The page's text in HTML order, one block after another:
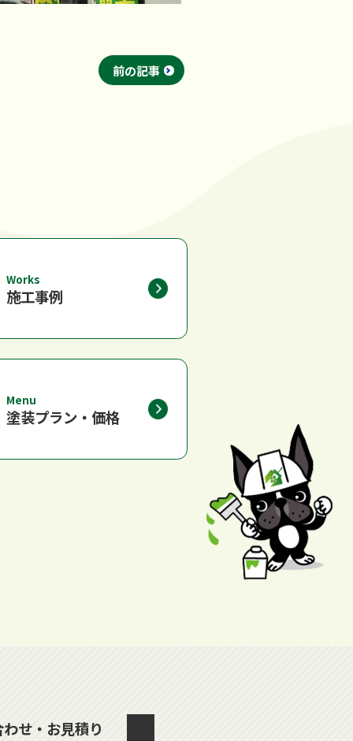
前の記事
Works
施工事例
Menu
塗装プラン・価格
せ・お見積り